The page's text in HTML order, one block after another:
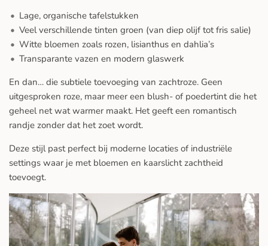
Lage, organische tafelstukken
Veel verschillende tinten groen (van diep olijf tot fris salie)
Witte bloemen zoals rozen, lisianthus en dahlia’s
Transparante vazen en modern glaswerk
En dan… die subtiele toevoeging van zachtroze. Geen
uitgesproken roze, maar meer een blush- of poedertint die het
geheel net wat warmer maakt. Het geeft een romantisch
randje zonder dat het zoet wordt.
Deze stijl past perfect bij moderne locaties of industriële
settings waar je met bloemen en kaarslicht zachtheid
toevoegt.